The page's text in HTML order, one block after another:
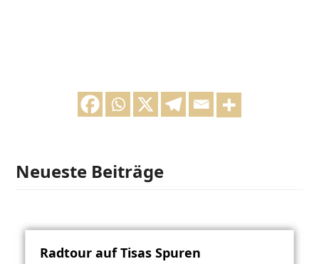
Neueste Beiträge
Radtour auf Tisas Spuren